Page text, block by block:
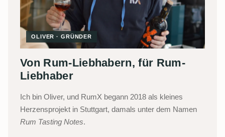
OLIVER · GRÜNDER
Von Rum-Liebhabern, für Rum-
Liebhaber
Ich bin Oliver, und RumX begann 2018 als kleines
Herzensprojekt in Stuttgart, damals unter dem Namen
Rum Tasting Notes.